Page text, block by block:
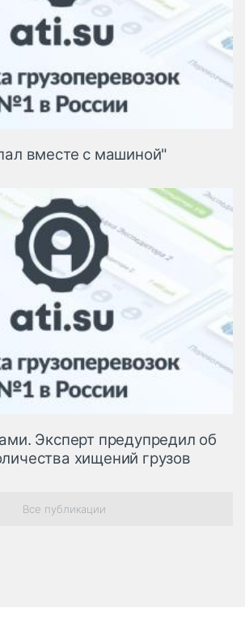
вместе с машиной"
Эксперт предупредил об
хищений грузов
Все публикации